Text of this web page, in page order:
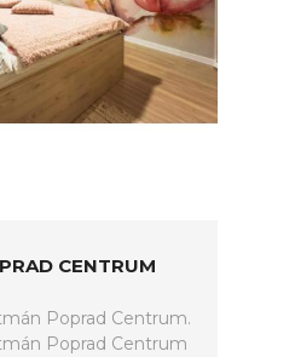
CENTRUM
Poprad Centrum.
Poprad Centrum